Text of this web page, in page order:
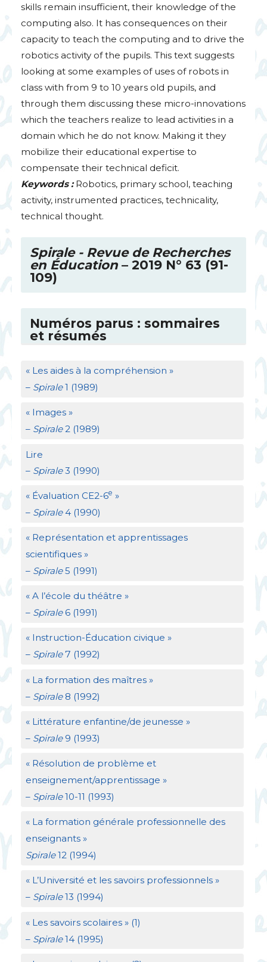
skills remain insufficient, their knowledge of the
computing also. It has consequences on their
capacity to teach the computing and to drive the
robotics activity of the pupils. This text suggests
looking at some examples of uses of robots in
class with from 9 to 10 years old pupils, and
through them discussing these micro-innovations
which the teachers realize to lead activities in a
domain which he do not know. Making it they
mobilize their educational expertise to
compensate their technical deficit.
Keywords : Robotics, primary school, teaching
activity, instrumented practices, technicality,
technical thought.
Spirale - Revue de Recherches
en Éducation – 2019 N° 63 (91-
109)
Numéros parus : sommaires
et résumés
« Les aides à la compréhension »
– Spirale1 (1989)
« Images »
– Spirale2 (1989)
Lire
– Spirale3 (1990)
« Évaluation CE2-6e »
– Spirale4 (1990)
« Représentation et apprentissages
scientifiques »
– Spirale5 (1991)
« A l’école du théâtre »
– Spirale6 (1991)
« Instruction-Éducation civique »
– Spirale7 (1992)
« La formation des maîtres »
– Spirale8 (1992)
« Littérature enfantine/de jeunesse »
– Spirale9 (1993)
« Résolution de problème et
enseignement/apprentissage »
– Spirale10-11 (1993)
« La formation générale professionnelle des
enseignants »
Spirale12 (1994)
« L’Université et les savoirs professionnels »
– Spirale13 (1994)
« Les savoirs scolaires » (1)
– Spirale14 (1995)